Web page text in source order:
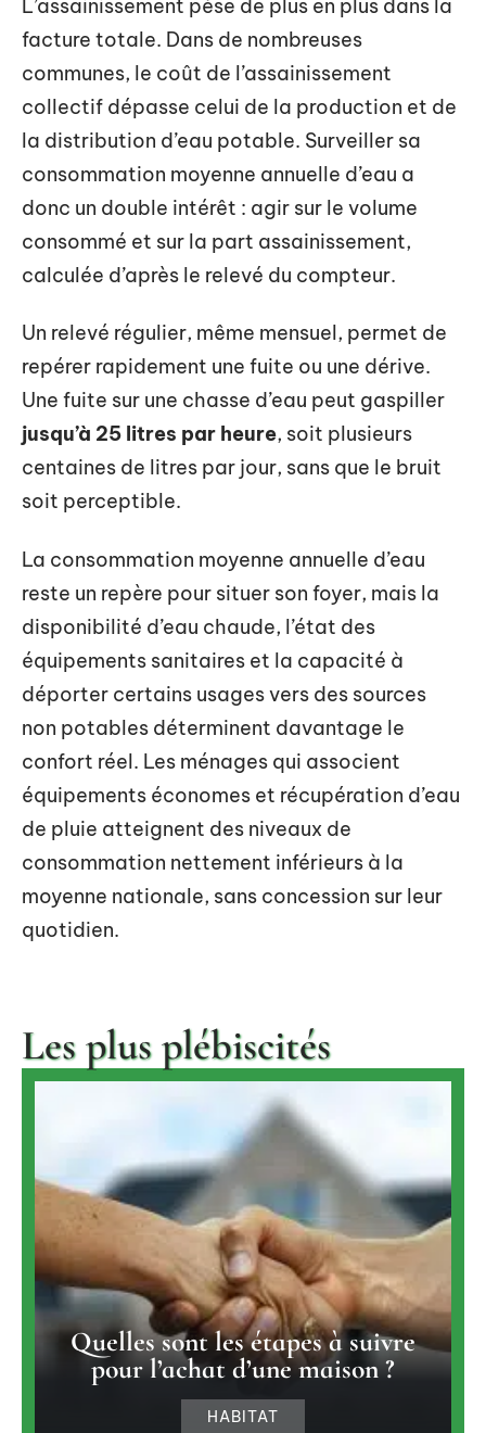
L’assainissement pèse de plus en plus dans la
facture totale. Dans de nombreuses
communes, le coût de l’assainissement
collectif dépasse celui de la production et de
la distribution d’eau potable. Surveiller sa
consommation moyenne annuelle d’eau a
donc un double intérêt : agir sur le volume
consommé et sur la part assainissement,
calculée d’après le relevé du compteur.
Un relevé régulier, même mensuel, permet de
repérer rapidement une fuite ou une dérive.
Une fuite sur une chasse d’eau peut gaspiller
jusqu’à 25 litres par heure, soit plusieurs
centaines de litres par jour, sans que le bruit
soit perceptible.
La consommation moyenne annuelle d’eau
reste un repère pour situer son foyer, mais la
disponibilité d’eau chaude, l’état des
équipements sanitaires et la capacité à
déporter certains usages vers des sources
non potables déterminent davantage le
confort réel. Les ménages qui associent
équipements économes et récupération d’eau
de pluie atteignent des niveaux de
consommation nettement inférieurs à la
moyenne nationale, sans concession sur leur
quotidien.
Les plus plébiscités
Quelles sont les étapes à suivre
pour l’achat d’une maison ?
HABITAT